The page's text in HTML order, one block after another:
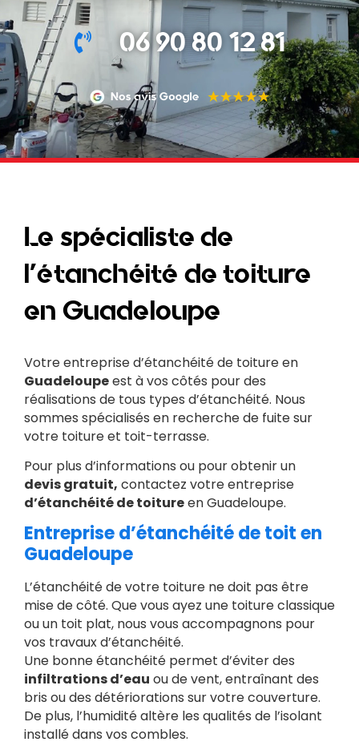
06 90 80 12 81
Le spécialiste de
l'étanchéité de toiture
en Guadeloupe
Votre entreprise d’étanchéité de toiture en
Guadeloupeest à vos côtés pour des
réalisations de tous types d’étanchéité. Nous
sommes spécialisés en recherche de fuite sur
votre toiture et toit-terrasse.
Pour plus d’informations ou pour obtenir un
devis gratuit, contactez votre entreprise
d’étanchéité de toitureen Guadeloupe.
Entreprise d’étanchéité de toit en
Guadeloupe
L’étanchéité de votre toiture ne doit pas être
mise de côté. Que vous ayez une toiture classique
ou un toit plat, nous vous accompagnons pour
vos travaux d’étanchéité.
Une bonne étanchéité permet d’éviter des
infiltrations d’eau ou de vent, entraînant des
bris ou des détériorations sur votre couverture.
De plus, l’humidité altère les qualités de l’isolant
installé dans vos combles.